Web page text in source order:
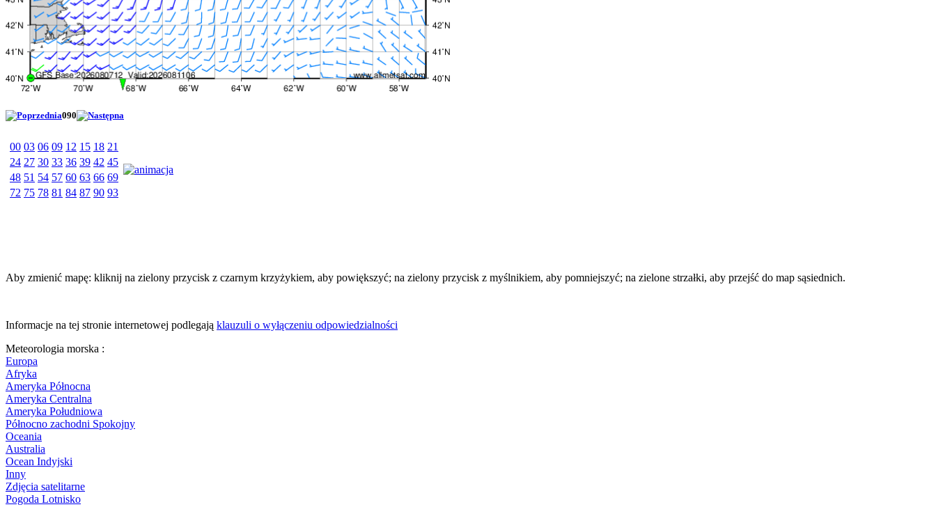
090
00 03 06 09 12 15 18 21
24 27 30 33 36 39 42 45
48 51 54 57 60 63 66 69
72 75 78 81 84 87 90 93
Aby zmienić mapę: kliknij na zielony przycisk z czarnym krzyżykiem, aby powiększyć; na zielony przycisk z myślnikiem, aby pomniejszyć; na zielone strzałki, aby przejść do map sąsiednich.
Informacje na tej stronie internetowej podlegają klauzuli o wyłączeniu odpowiedzialności
Meteorologia morska :
Europa
Afryka
Ameryka Północna
Ameryka Centralna
Ameryka Południowa
Północno zachodni Spokojny
Oceania
Australia
Ocean Indyjski
Inny
Zdjęcia satelitarne
Pogoda Lotnisko